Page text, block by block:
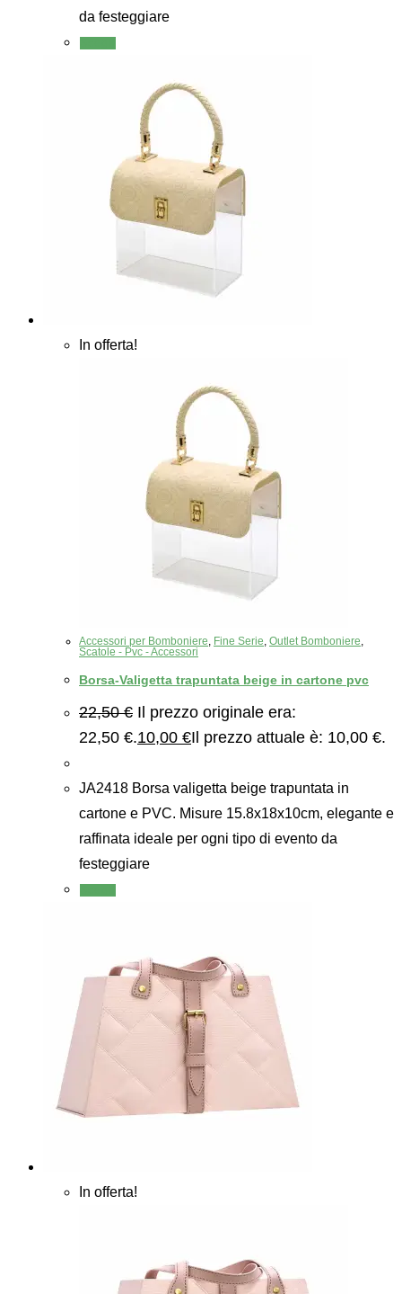
da festeggiare
In offerta!
Accessori per Bomboniere Fine Serie Outlet Bomboniere
Scatole - Pvc - Accessori
Borsa-Valigetta trapuntata beige in cartone pvc
22,50€ Il prezzo originale era:
22,50 €.10,00 €Il prezzo attuale è: 10,00 €.
JA2418 Borsa valigetta beige trapuntata in
cartone e PVC. Misure 15.8x18x10cm, elegante e
raffinata ideale per ogni tipo di evento da
festeggiare
In offerta!